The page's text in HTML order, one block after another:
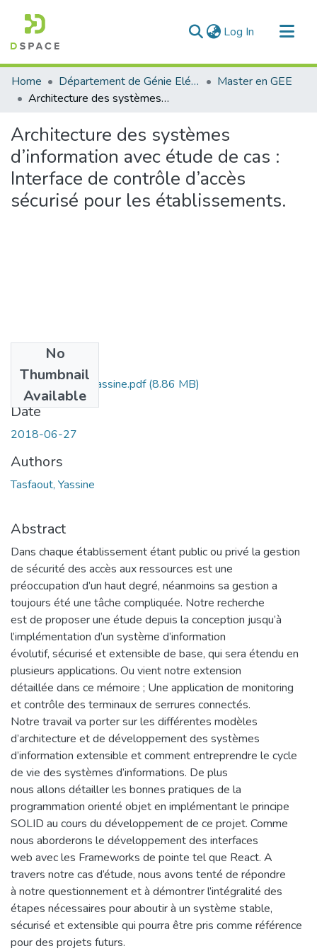
Log In (current)
Communities & Collections
All of DSpace
Home Département de Génie Eléctrique et Electronique
Master en GEE
Architecture des systèmes d’information avec étude de cas : Interface de contrôle d’accès sécurisé pour les établissements.
Architecture des systèmes
d’information avec étude de cas :
Interface de contrôle d’accès
sécurisé pour les établissements.
No
Thumbnail
Available
Ms.Eln.Tasfaout Yassine.pdf(8.86 MB)
Date
2018-06-27
Authors
Tasfaout, Yassine
Abstract
Dans chaque établissement étant public ou privé la gestion
de sécurité des accès aux ressources est une
préoccupation d’un haut degré, néanmoins sa gestion a
toujours été une tâche compliquée. Notre recherche
est de proposer une étude depuis la conception jusqu’à
l’implémentation d’un système d’information
évolutif, sécurisé et extensible de base, qui sera étendu en
plusieurs applications. Ou vient notre extension
détaillée dans ce mémoire ; Une application de monitoring
et contrôle des terminaux de serrures connectés.
Notre travail va porter sur les différentes modèles
d’architecture et de développement des systèmes
d’information extensible et comment entreprendre le cycle
de vie des systèmes d’informations. De plus
nous allons détailler les bonnes pratiques de la
programmation orienté objet en implémentant le principe
SOLID au cours du développement de ce projet. Comme
nous aborderons le développement des interfaces
web avec les Frameworks de pointe tel que React. A
travers notre cas d’étude, nous avons tenté de répondre
à notre questionnement et à démontrer l’intégralité des
étapes nécessaires pour aboutir à un système stable,
sécurisé et extensible qui pourra être pris comme référence
pour des projets futurs.